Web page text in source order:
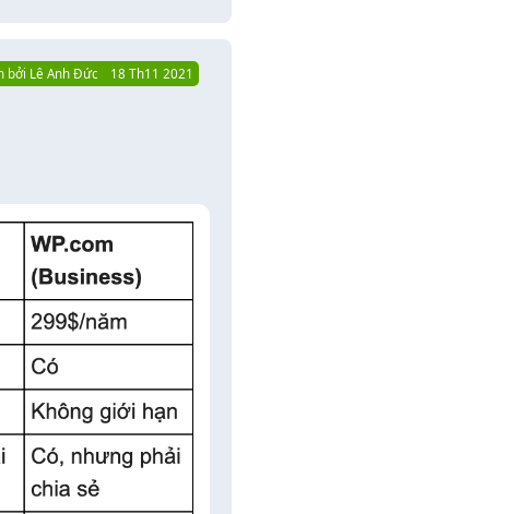
bởi Lê Anh Đức 18 Th11 2021